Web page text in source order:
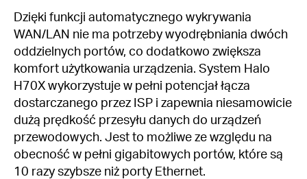
Dzięki funkcji automatycznego wykrywania
WAN/LAN nie ma potrzeby wyodrębniania dwóch
oddzielnych portów, co dodatkowo zwiększa
komfort użytkowania urządzenia. System Halo
H70X wykorzystuje w pełni potencjał łącza
dostarczanego przez ISP i zapewnia niesamowicie
dużą prędkość przesyłu danych do urządzeń
przewodowych. Jest to możliwe ze względu na
obecność w pełni gigabitowych portów, które są
10 razy szybsze niż porty Ethernet.